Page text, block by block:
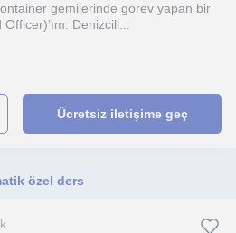
gemilerinde görev yapan bir
Denizcili...
Ücretsiz iletişime geç
özel ders